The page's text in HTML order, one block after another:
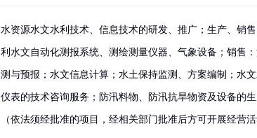
水资源水文水利技术、信息技术的研发、推广；生产、销
利水文自动化测报系统、测绘测量仪器、气象设备；销售
测与预报；水文信息计算；水土保持监测、方案编制；水
仪表的技术咨询服务；防汛料物、防汛抗旱物资及设备的
（依法须经批准的项目，经相关部门批准后方可开展经营活